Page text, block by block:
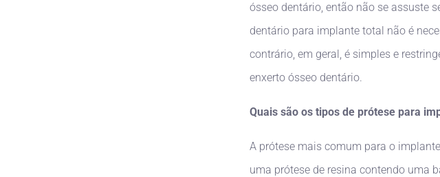
ósseo dentário, então não se assuste
dentário para implante total não é
contrário, em geral, é simples e
enxerto ósseo dentário.
Quais são os tipos de prótese para
A prótese mais comum para o
uma prótese de resina contendo uma